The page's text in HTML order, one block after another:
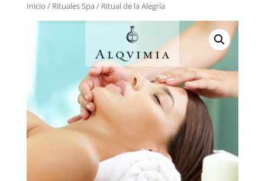
Inicio / Rituales Spa / Ritual de la Alegría